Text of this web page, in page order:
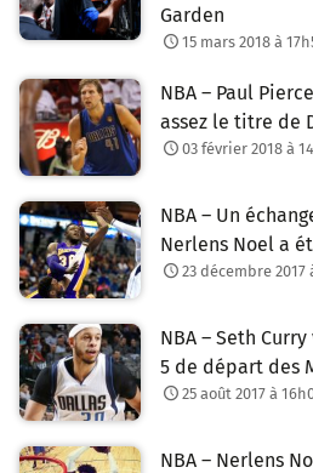
Garden
15 mars 2018 à
NBA – Paul
assez le titre de
03 février 2018 à
NBA – Un
Nerlens Noel a
23 décembre 2017
NBA – Seth
5 de départ des
25 août 2017 à
NBA – Nerlens